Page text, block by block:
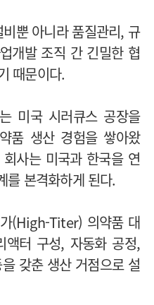
뿐 아니라 품질관리, 규
개발 조직 간 긴밀한 협
때문이다.
미국 시러큐스 공장을
품 생산 경험을 쌓아왔
사는 미국과 한국을 연
를 본격화하게 된다.
(High-Titer) 의약품 대
액터 구성, 자동화 공정,
갖춘 생산 거점으로 설